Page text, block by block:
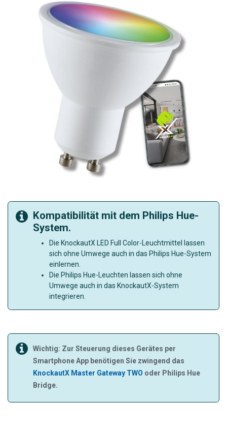
Kompatibilität mit dem Philips Hue-
System.
Die KnockautX LED Full Color-Leuchtmittel lassen
sich ohne Umwege auch in das Philips Hue-System
einlernen.
Die Philips Hue-Leuchten lassen sich ohne
Umwege auch in das KnockautX-System
integrieren.
Wichtig: Zur Steuerung dieses Gerätes per
Smartphone App benötigen Sie zwingend das
KnockautX Master Gateway TWO oder Philips Hue
Bridge.